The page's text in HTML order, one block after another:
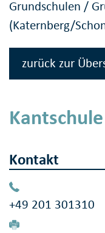
Grundschulen /
(Katernberg/
zurück zur
Kantschule
Kontakt
+49 201 301310